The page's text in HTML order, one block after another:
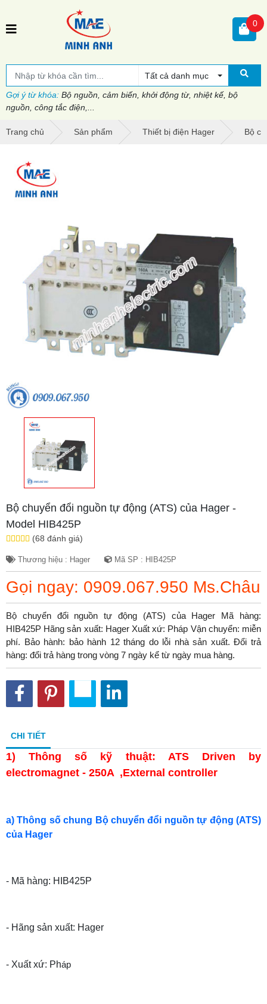
Tất cả danh mục
Gợi ý từ khóa: Bộ nguồn, cảm biến, khởi động từ, nhiệt kế, bộ
nguồn, công tắc điện,...
0
Trang chủ Sản phẩm Thiết bị điện Hager Bộ
Bộ chuyển đổi nguồn tự động (ATS) của Hager -
Model HIB425P
(68 đánh giá)
Thương hiệu : Hager Mã SP : HIB425P
Gọi ngay: 0909.067.950 Ms.Châu
Bộ chuyển đổi nguồn tự động (ATS) của Hager Mã hàng:
HIB425P Hãng sản xuất: Hager Xuất xứ: Pháp Vận chuyển: miễn
phí. Bảo hành: bảo hành 12 tháng do lỗi nhà sản xuất. Đổi trả
hàng: đổi trả hàng trong vòng 7 ngày kể từ ngày mua hàng.
CHI TIẾT
1)Thông số kỹ thuật: ATS Driven by
electromagnet - 250A ,External controller
a) Thông số chung Bộ chuyển đổi nguồn tự động (ATS)
của Hager
- Mã hàng: HIB425P
- Hãng sản xuất: Hager
- Xuất xứ: Pháp